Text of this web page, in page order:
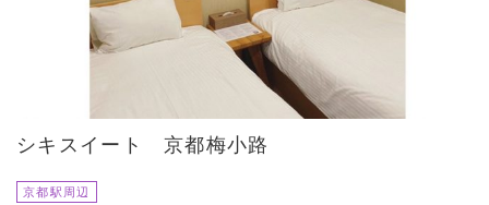
シキスイート 京都梅小路
京都駅周辺